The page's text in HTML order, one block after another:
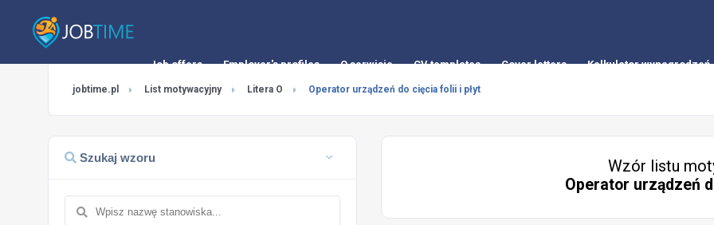
Job offers Employer's profiles O serwisie CV templates Cover letters Kalkulator wynagrodzeń
jobtime.pl List motywacyjny Litera O Operator urządzeń do cięcia folii i płyt
Szukaj wzoru Wzór listu
Operator urządzeń